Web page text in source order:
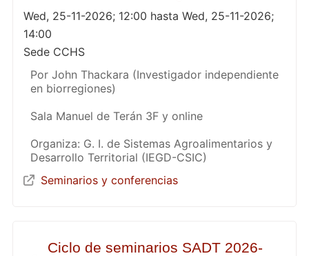
Wed, 25-11-2026; 12:00 hasta Wed, 25-11-2026;
14:00
Sede CCHS
Por John Thackara (Investigador independiente
en biorregiones)
Sala Manuel de Terán 3F y online
Organiza: G. I. de Sistemas Agroalimentarios y
Desarrollo Territorial (IEGD-CSIC)
Seminarios y conferencias
Ciclo de seminarios SADT 2026-